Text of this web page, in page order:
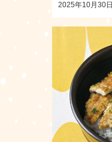
2025年10月30日